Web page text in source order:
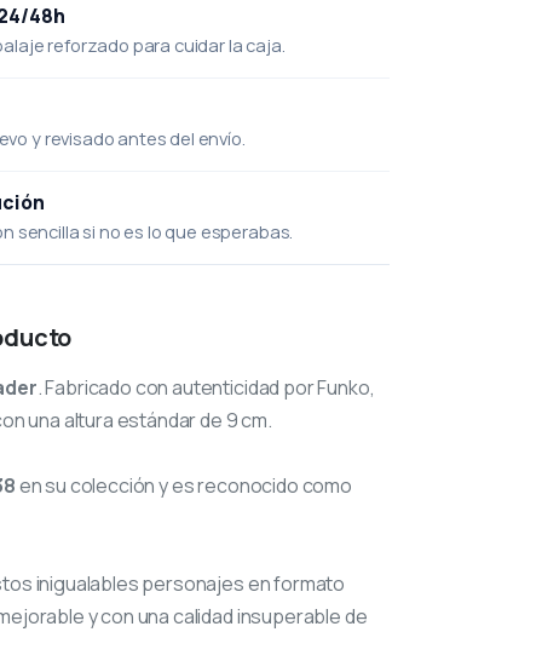
48h
reforzado para cuidar la caja.
y revisado antes del envío.
sencilla si no es lo que esperabas.
. Fabricado con autenticidad por Funko,
una altura estándar de 9 cm.
en su colección y es reconocido como
inigualables personajes en formato
y con una calidad insuperable de